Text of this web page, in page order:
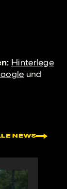
Hinterlege
und
NEWS